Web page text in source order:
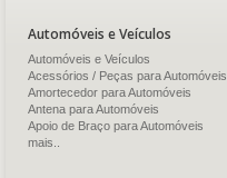
Automóveis e Veículos
Automóveis e Veículos
Acessórios / Peças para Automóveis
Amortecedor para Automóveis
Antena para Automóveis
Apoio de Braço para Automóveis
mais..